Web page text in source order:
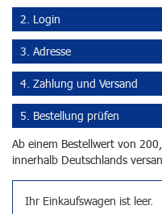
2. Login
3. Adresse
4. Zahlung und Versand
5. Bestellung prüfen
Ab einem Bestellwert von
innerhalb Deutschlands
Ihr Einkaufswagen ist leer.